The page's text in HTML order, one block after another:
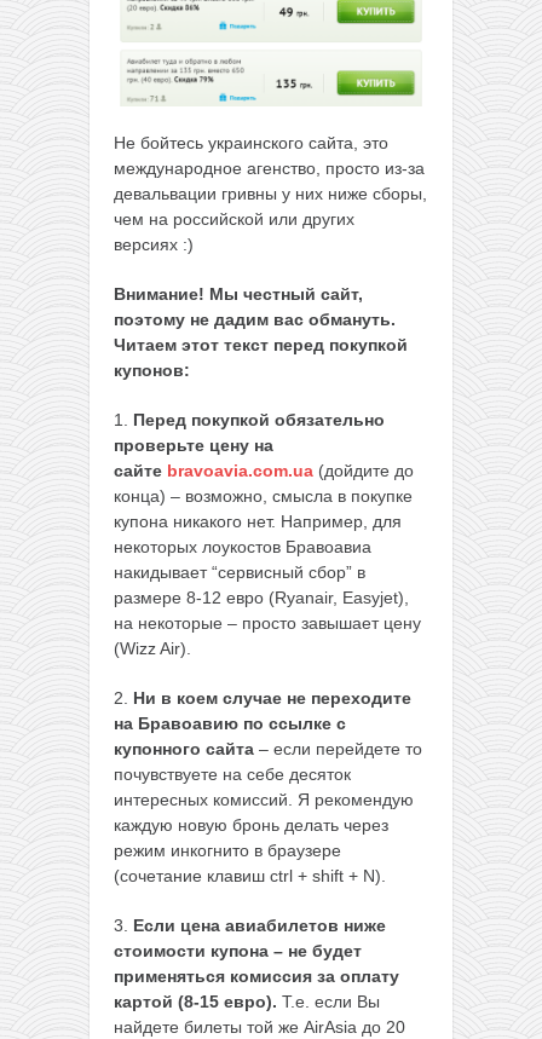
Не бойтесь украинского сайта, это
международное агенство, просто из-за
девальвации гривны у них ниже сборы,
чем на российской или других
версиях :)
Внимание! Мы честный сайт,
поэтому не дадим вас обмануть.
Читаем этот текст перед покупкой
купонов:
1. Перед покупкой обязательно
проверьте цену на
сайте bravoavia.com.ua (дойдите до
конца) – возможно, смысла в покупке
купона никакого нет. Например, для
некоторых лоукостов Бравоавиа
накидывает “сервисный сбор” в
размере 8-12 евро (Ryanair, Easyjet),
на некоторые – просто завышает цену
(Wizz Air).
2. Ни в коем случае не переходите
на Бравоавию по ссылке с
купонного сайта – если перейдете то
почувствуете на себе десяток
интересных комиссий. Я рекомендую
каждую новую бронь делать через
режим инкогнито в браузере
(сочетание клавиш ctrl + shift + N).
3. Если цена авиабилетов ниже
стоимости купона – не будет
применяться комиссия за оплату
картой (8-15 евро). Т.е. если Вы
найдете билеты той же AirAsia до 20